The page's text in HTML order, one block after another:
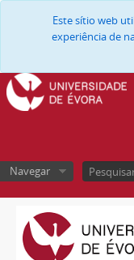
Este sítio web
experiência de
Navegar